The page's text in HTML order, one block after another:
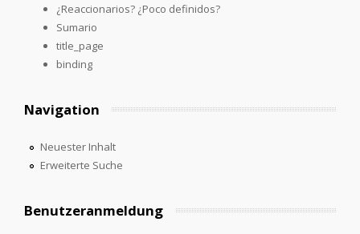
¿Reaccionarios? ¿Poco definidos?
Sumario
title_page
binding
Navigation
Neuester Inhalt
Erweiterte Suche
Benutzeranmeldung